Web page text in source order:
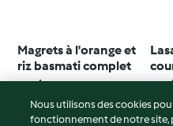
Magrets à l'orange et
riz basmati complet
3.3 (23) 2.7
Nous utilisons des cookies
fonctionnement de notre site,